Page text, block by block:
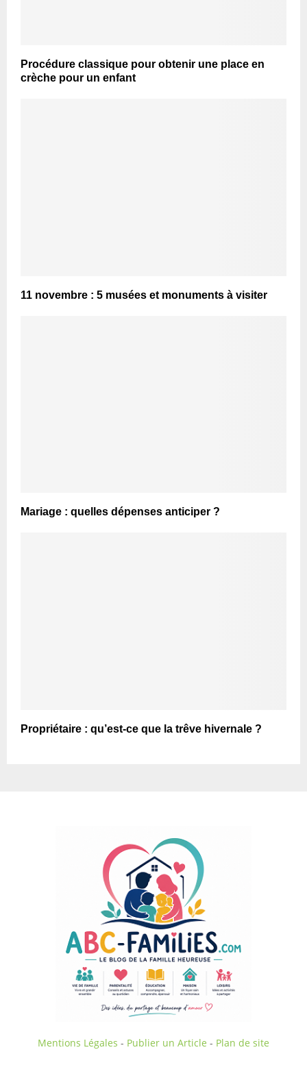
Procédure classique pour obtenir une place en
crèche pour un enfant
11 novembre : 5 musées et monuments à visiter
Mariage : quelles dépenses anticiper ?
Propriétaire : qu’est-ce que la trêve hivernale ?
Mentions Légales - Publier un Article - Plan de site